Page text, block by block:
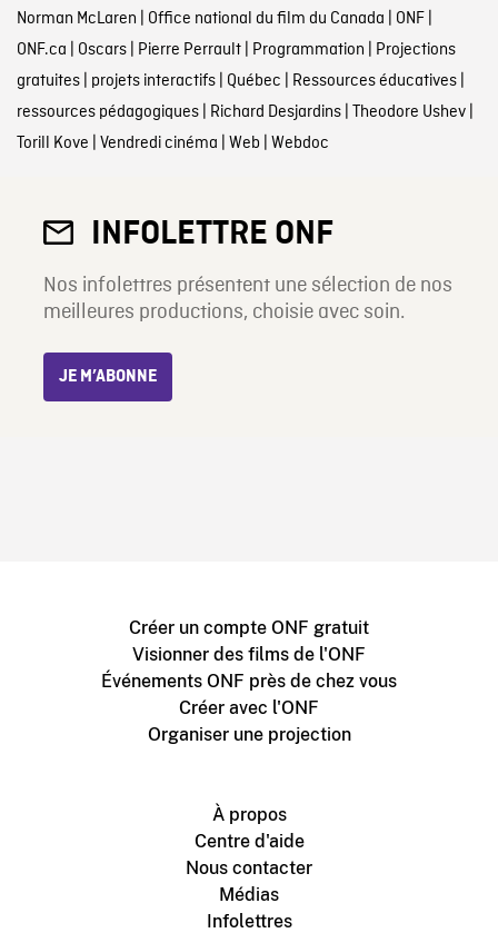
Norman McLaren Office national du film du Canada ONF|
ONF.ca Oscars| Pierre Perrault| Programmation Projections
gratuites| projets interactifs| Québec Ressources éducatives|
ressources pédagogiques| Richard Desjardins| Theodore Ushev|
Torill Kove Vendredi cinéma Web Webdoc
INFOLETTRE ONF
Nos infolettres présentent une sélection de nos
meilleures productions, choisie avec soin.
JE M’ABONNE
Créer un compte ONF gratuit
Visionner des films de l'ONF
Événements ONF près de chez vous
Créer avec l'ONF
Organiser une projection
À propos
Centre d'aide
Nous contacter
Médias
Infolettres